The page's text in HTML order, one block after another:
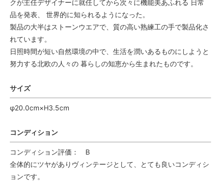
クが主任デザイナーに就任してから次々に機能美あふれる 日常
品を発表、 世界的に知られるようになった。
製品の大半はストーンウエアで、質の高い熟練工の手で製品化さ
れています。
日照時間が短い自然環境の中で、生活を潤いあるものにしようと
努力する北欧の人々の 暮らしの知恵から生まれたものです。
サイズ
φ20.0cm×H3.5cm
コンディション
コンディション評価： B
全体的にツヤがありヴィンテージとして、とても良いコンディシ
ョンです。